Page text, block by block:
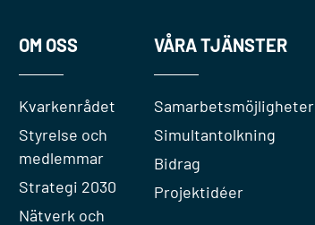
OM OSS
Kvarkenrådet
Styrelse och
medlemmar
Strategi 2030
Nätverk och
VÅRA TJÄNSTER
Samarbetsmöjligheter
Simultantolkning
Bidrag
Projektidéer